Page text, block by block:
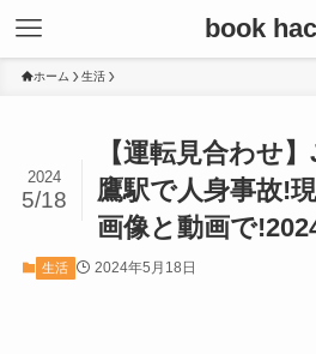
book
ホーム 生活
【運転見合わせ
鷹駅で人身事故!
画像と動画で
2024
5/18
生活 2024年5月18日